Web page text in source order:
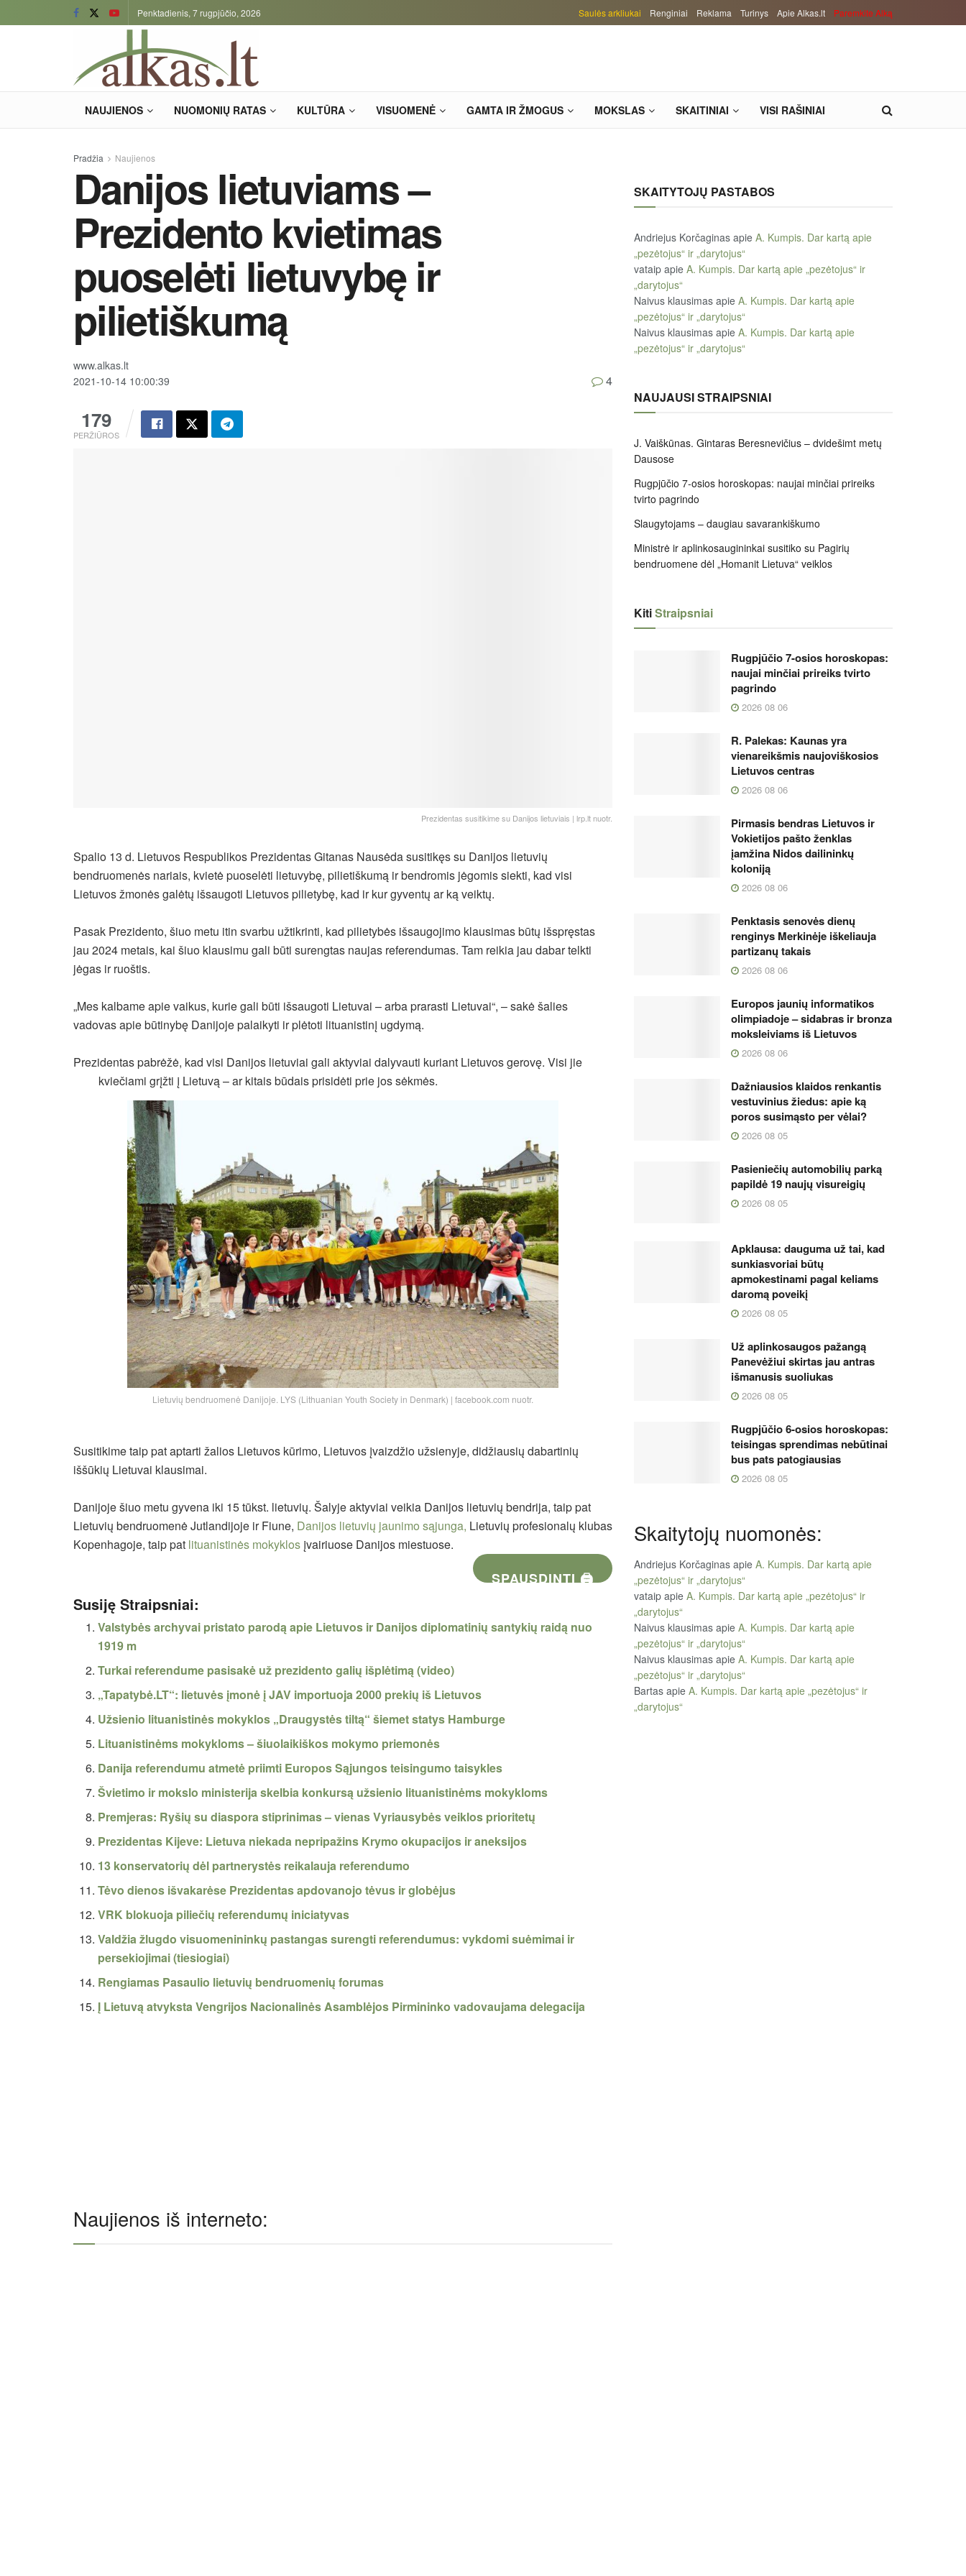
Penktadienis, 7 rugpjūčio, 2026 Saulės arkliukai Renginiai Reklama Turinys Apie Alkas.lt Paremkite Alką
NAUJIENOS NUOMONIŲ RATAS KULTŪRA VISUOMENĖ GAMTA IR ŽMOGUS MOKSLAS SKAITINIAI VISI RAŠINIAI
Pradžia Naujienos
Danijos lietuviams –
Prezidento kvietimas
puoselėti lietuvybę ir
pilietiškumą
www.alkas.lt
2021-10-14 10:00:39
179
PERŽIŪROS
4
Prezidentas susitikime su Danijos lietuviais | lrp.lt nuotr.
Spalio 13 d. Lietuvos Respublikos Prezidentas Gitanas Nausėda susitikęs su Danijos lietuvių
bendruomenės nariais, kvietė puoselėti lietuvybę, pilietiškumą ir bendromis jėgomis siekti, kad visi
Lietuvos žmonės galėtų išsaugoti Lietuvos pilietybę, kad ir kur gyventų ar ką veiktų.
Pasak Prezidento, šiuo metu itin svarbu užtikrinti, kad pilietybės išsaugojimo klausimas būtų išspręstas
jau 2024 metais, kai šiuo klausimu gali būti surengtas naujas referendumas. Tam reikia jau dabar telkti
jėgas ir ruoštis.
„Mes kalbame apie vaikus, kurie gali būti išsaugoti Lietuvai – arba prarasti Lietuvai“, – sakė šalies
vadovas apie būtinybę Danijoje palaikyti ir plėtoti lituanistinį ugdymą.
Prezidentas pabrėžė, kad visi Danijos lietuviai gali aktyviai dalyvauti kuriant Lietuvos gerovę. Visi jie
kviečiami grįžti į Lietuvą – ar kitais būdais prisidėti prie jos sėkmės.
Lietuvių bendruomenė Danijoje. LYS (Lithuanian Youth Society in Denmark) | facebook.com nuotr.
Susitikime taip pat aptarti žalios Lietuvos kūrimo, Lietuvos įvaizdžio užsienyje, didžiausių dabartinių
iššūkių Lietuvai klausimai.
Danijoje šiuo metu gyvena iki 15 tūkst. lietuvių. Šalyje aktyviai veikia Danijos lietuvių bendrija, taip pat
Lietuvių bendruomenė Jutlandijoje ir Fiune, Danijos lietuvių jaunimo sąjunga, Lietuvių profesionalų klubas
Kopenhagoje, taip pat lituanistinės mokyklos įvairiuose Danijos miestuose.
SPAUSDINTI 🖨
Susiję Straipsniai:
Valstybės archyvai pristato parodą apie Lietuvos ir Danijos diplomatinių santykių raidą nuo
1919 m
Turkai referendume pasisakė už prezidento galių išplėtimą (video)
„Tapatybė.LT“: lietuvės įmonė į JAV importuoja 2000 prekių iš Lietuvos
Užsienio lituanistinės mokyklos „Draugystės tiltą“ šiemet statys Hamburge
Lituanistinėms mokykloms – šiuolaikiškos mokymo priemonės
Danija referendumu atmetė priimti Europos Sąjungos teisingumo taisykles
Švietimo ir mokslo ministerija skelbia konkursą užsienio lituanistinėms mokykloms
Premjeras: Ryšių su diaspora stiprinimas – vienas Vyriausybės veiklos prioritetų
Prezidentas Kijeve: Lietuva niekada nepripažins Krymo okupacijos ir aneksijos
13 konservatorių dėl partnerystės reikalauja referendumo
Tėvo dienos išvakarėse Prezidentas apdovanojo tėvus ir globėjus
VRK blokuoja piliečių referendumų iniciatyvas
Valdžia žlugdo visuomenininkų pastangas surengti referendumus: vykdomi suėmimai ir
persekiojimai (tiesiogiai)
Rengiamas Pasaulio lietuvių bendruomenių forumas
Į Lietuvą atvyksta Vengrijos Nacionalinės Asamblėjos Pirmininko vadovaujama delegacija
Naujienos iš interneto:
SKAITYTOJŲ PASTABOS
Andriejus Korčaginas apie A. Kumpis. Dar kartą apie
„pezėtojus“ ir „darytojus“
vataip apie A. Kumpis. Dar kartą apie „pezėtojus“ ir
„darytojus“
Naivus klausimas apie A. Kumpis. Dar kartą apie
„pezėtojus“ ir „darytojus“
Naivus klausimas apie A. Kumpis. Dar kartą apie
„pezėtojus“ ir „darytojus“
NAUJAUSI STRAIPSNIAI
J. Vaiškūnas. Gintaras Beresnevičius – dvidešimt metų
Dausose
Rugpjūčio 7-osios horoskopas: naujai minčiai prireiks
tvirto pagrindo
Slaugytojams – daugiau savarankiškumo
Ministrė ir aplinkosaugininkai susitiko su Pagirių
bendruomene dėl „Homanit Lietuva“ veiklos
KitiStraipsniai
Rugpjūčio 7-osios horoskopas:
naujai minčiai prireiks tvirto
pagrindo
2026 08 06
R. Palekas: Kaunas yra
vienareikšmis naujoviškosios
Lietuvos centras
2026 08 06
Pirmasis bendras Lietuvos ir
Vokietijos pašto ženklas
įamžina Nidos dailininkų
koloniją
2026 08 06
Penktasis senovės dienų
renginys Merkinėje iškeliauja
partizanų takais
2026 08 06
Europos jaunių informatikos
olimpiadoje – sidabras ir bronza
moksleiviams iš Lietuvos
2026 08 06
Dažniausios klaidos renkantis
vestuvinius žiedus: apie ką
poros susimąsto per vėlai?
2026 08 05
Pasieniečių automobilių parką
papildė 19 naujų visureigių
2026 08 05
Apklausa: dauguma už tai, kad
sunkiasvoriai būtų
apmokestinami pagal keliams
daromą poveikį
2026 08 05
Už aplinkosaugos pažangą
Panevėžiui skirtas jau antras
išmanusis suoliukas
2026 08 05
Rugpjūčio 6-osios horoskopas:
teisingas sprendimas nebūtinai
bus pats patogiausias
2026 08 05
Skaitytojų nuomonės:
Andriejus Korčaginas apie A. Kumpis. Dar kartą apie
„pezėtojus“ ir „darytojus“
vataip apie A. Kumpis. Dar kartą apie „pezėtojus“ ir
„darytojus“
Naivus klausimas apie A. Kumpis. Dar kartą apie
„pezėtojus“ ir „darytojus“
Naivus klausimas apie A. Kumpis. Dar kartą apie
„pezėtojus“ ir „darytojus“
Bartas apie A. Kumpis. Dar kartą apie „pezėtojus“ ir
„darytojus“